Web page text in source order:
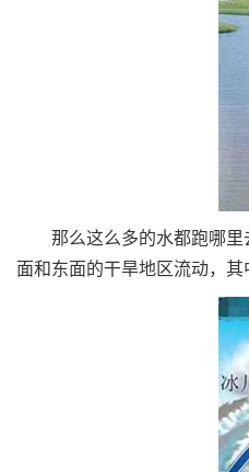
那么这么多的水都跑哪里
面和东面的干旱地区流动，